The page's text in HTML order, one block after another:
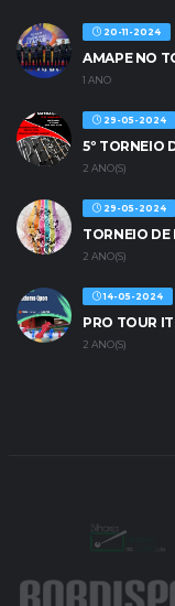
20-11-2024
AMAPE NO
1 ANO
29-05-2024
5º TORNEIO
2 ANO(S)
29-05-2024
TORNEIO
2 ANO(S)
14-05-2024
PRO TOUR
2 ANO(S)